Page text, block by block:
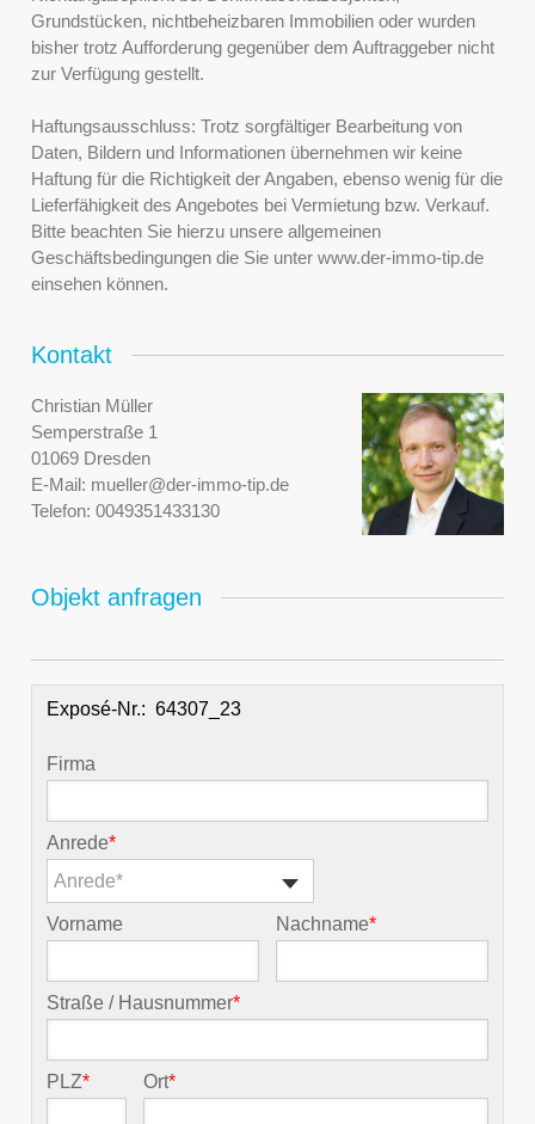
Grundstücken, nichtbeheizbaren Immobilien oder wurden
bisher trotz Aufforderung gegenüber dem Auftraggeber nicht
zur Verfügung gestellt.
Haftungsausschluss: Trotz sorgfältiger Bearbeitung von
Daten, Bildern und Informationen übernehmen wir keine
Haftung für die Richtigkeit der Angaben, ebenso wenig für die
Lieferfähigkeit des Angebotes bei Vermietung bzw. Verkauf.
Bitte beachten Sie hierzu unsere allgemeinen
Geschäftsbedingungen die Sie unter www.der-immo-tip.de
einsehen können.
Kontakt
Christian Müller
Semperstraße 1
01069 Dresden
E-Mail: mueller@der-immo-tip.de
Telefon: 0049351433130
Objekt anfragen
Exposé-Nr.:
Firma
Anrede*
Anrede*
Vorname Nachname*
Straße / Hausnummer*
PLZ* Ort*